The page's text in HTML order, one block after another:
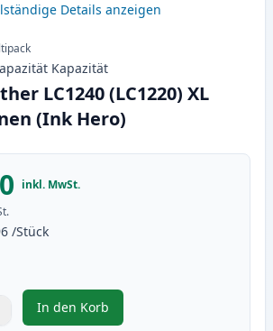
Details anzeigen
Kapazität
LC1240 (LC1220) XL
(Ink Hero)
inkl. MwSt.
/Stück
Tasten, um anzupassen
In den Korb
, 14 stück Brother LC1240